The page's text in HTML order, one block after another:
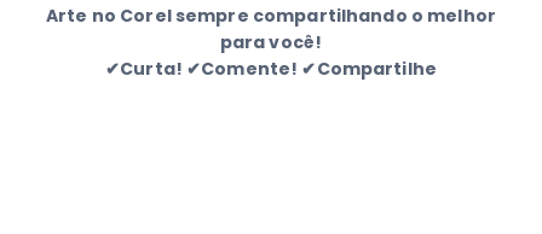
Arte no Corel sempre compartilhando o melhor
para você!
✔Curta! ✔Comente! ✔Compartilhe